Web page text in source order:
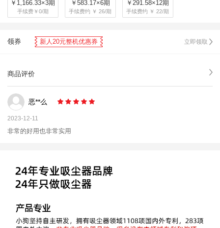
￥1,166.33×3期
手续费￥0/期
￥583.17×6期
手续费约 ￥ 26/期
￥291.58×12期
手续费约 ￥ 22/期
领券 新人20元整机优惠券 立即领取
商品评价
恶**么
2023-12-11
非常的好用也非常实用